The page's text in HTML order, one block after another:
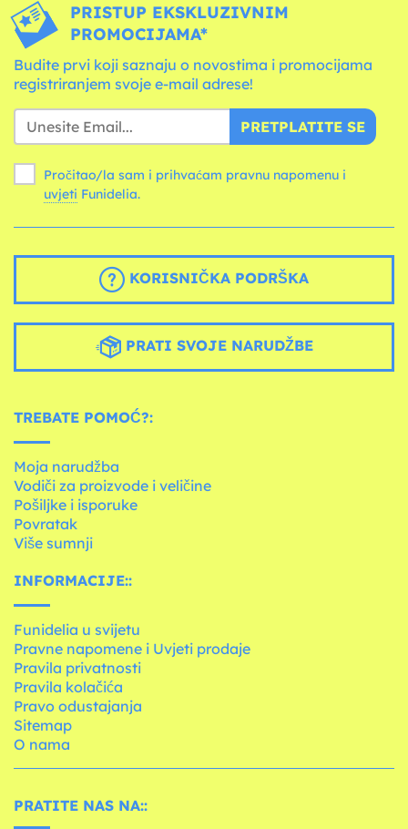
PRISTUP EKSKLUZIVNIM
PROMOCIJAMA*
Budite prvi koji saznaju o novostima i promocijama
registriranjem svoje e-mail adrese!
PRETPLATITE SE
Pročitao/la sam i prihvaćam pravnu napomenu i
uvjeti Funidelia.
KORISNIČKA PODRŠKA
PRATI SVOJE NARUDŽBE
TREBATE POMOĆ?:
Moja narudžba
Vodiči za proizvode i veličine
Pošiljke i isporuke
Povratak
Više sumnji
INFORMACIJE::
Funidelia u svijetu
Pravne napomene i Uvjeti prodaje
Pravila privatnosti
Pravila kolačića
Pravo odustajanja
Sitemap
O nama
PRATITE NAS NA::